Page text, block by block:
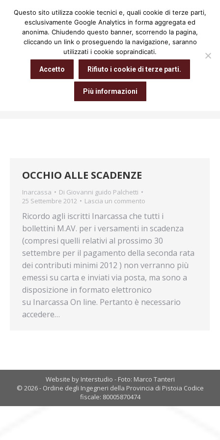
Cerca:
Archivio giornaliero:25 Settembre
2012
Tu sei qui:
OCCHIO ALLE SCADENZE
Inarcassa Di Giovanni guido Palchetti
25 Settembre 2012
Lascia un commento
Ricordo agli iscritti Inarcassa che tutti i
bollettini M.AV. per i versamenti in scadenza
(compresi quelli relativi al prossimo 30
settembre per il pagamento della seconda rata
dei contributi minimi 2012 ) non verranno più
emessi su carta e inviati via posta, ma sono a
disposizione in formato elettronico
su Inarcassa On line. Pertanto è necessario
accedere…
Website by Interstudio - Foto: Marco Tanteri
© 2026 - Ordine degli Ingegneri della Provincia di Pistoia Codice
fiscale: 80005870474
Questo sito utilizza cookie tecnici e, quali cookie di terze parti,
esclusivamente Google Analytics in forma aggregata ed
anonima. Chiudendo questo banner, scorrendo la pagina,
cliccando un link o proseguendo la navigazione, saranno
utilizzati i cookie sopraindicati.
Accetto Rifiuto i cookie di terze parti.
Più informazioni